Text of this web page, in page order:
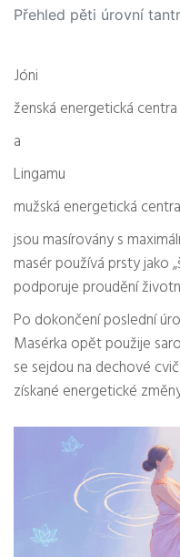
Přehled pěti úrovní
Jóni
ženská energetická
a
Lingamu
mužská energetická
jsou masírovány s
masér používá prsty jako
podporuje proudění
Po dokončení poslední
Masérka opět použije
se sejdou na dechové
získané energetické